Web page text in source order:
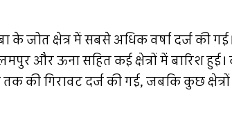
के जोत क्षेत्र में सबसे अधिक वर्षा दर्ज की
और ऊना सहित कई क्षेत्रों में बारिश हुई।
की गिरावट दर्ज की गई, जबकि कुछ